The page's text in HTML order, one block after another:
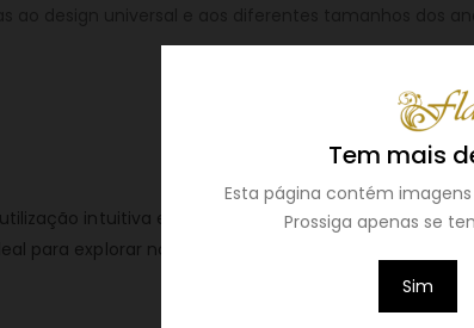
Tem mais
Esta página contém
Prossiga apenas se
Sim
intuitiva e confortável, tornando a
para explorar novas dinâmicas e aumentar o prazer